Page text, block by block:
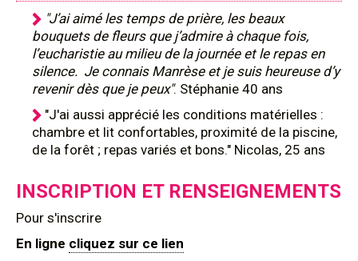
"J’ai aimé les temps de prière, les beaux
bouquets de fleurs que j’admire à chaque fois,
l’eucharistie au milieu de la journée et le repas en
silence. Je connais Manrèse et je suis heureuse d’y
revenir dès que je peux". Stéphanie 40 ans
"J'ai aussi apprécié les conditions matérielles :
chambre et lit confortables, proximité de la piscine,
de la forêt ; repas variés et bons." Nicolas, 25 ans
INSCRIPTION ET RENSEIGNEMENTS
Pour s'inscrire
En ligne cliquez sur ce lien